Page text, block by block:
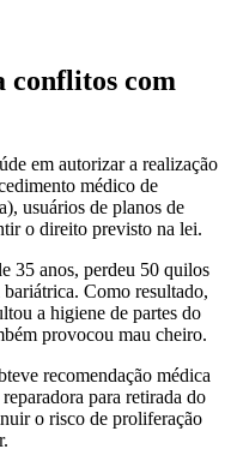
com
em autorizar a realização
médico de
usuários de planos de
o direito previsto na lei.
35 anos, perdeu 50 quilos
Como resultado,
a higiene de partes do
provocou mau cheiro.
recomendação médica
para retirada do
o risco de proliferação